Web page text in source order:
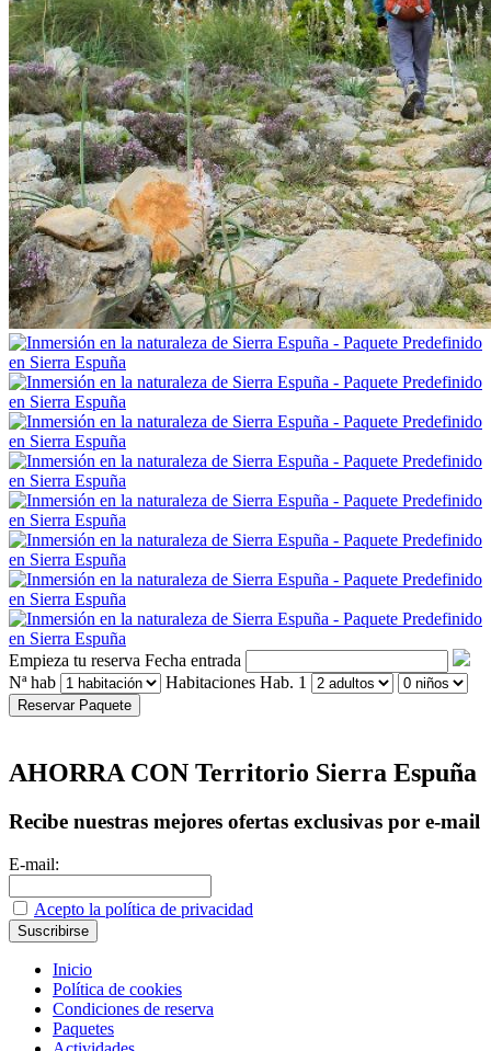
Empieza tu reserva Fecha entrada
Nª hab
Habitaciones Hab. 1
Reservar Paquete
AHORRA CON Territorio Sierra Espuña
Recibe nuestras mejores ofertas exclusivas por e-mail
E-mail:
Acepto la política de privacidad
Inicio
Política de cookies
Condiciones de reserva
Paquetes